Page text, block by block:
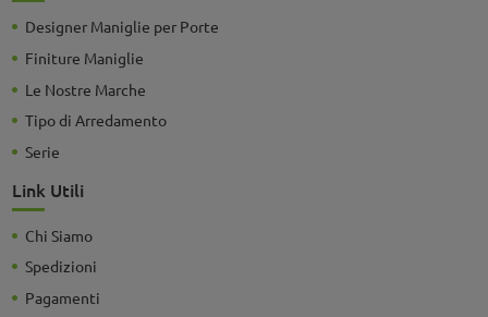
Designer Maniglie per Porte
Finiture Maniglie
Le Nostre Marche
Tipo di Arredamento
Serie
Link Utili
Chi Siamo
Spedizioni
Pagamenti